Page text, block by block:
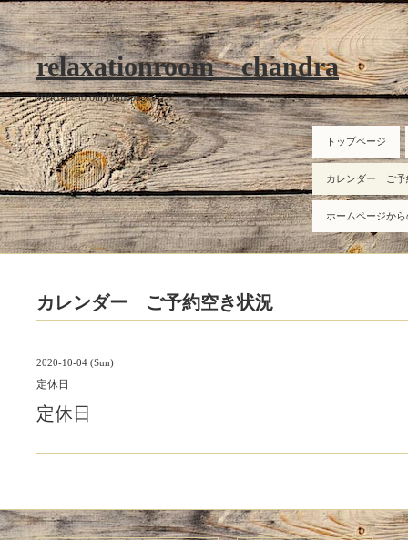
relaxationroom chandra
Welcome to our homepage
トップページ
カレンダー ご予
ホームページか
カレンダー ご予約空き状況
2020-10-04 (Sun)
定休日
定休日